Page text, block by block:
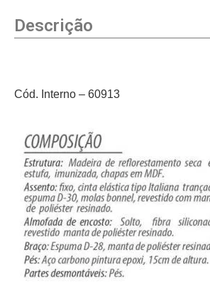
Descrição
Cód. Interno – 60913